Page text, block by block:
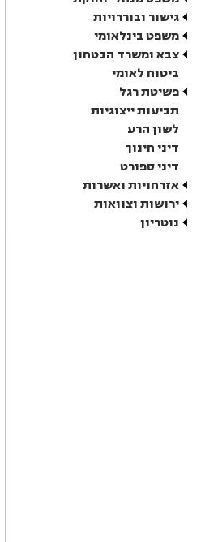
גישור ובוררויות
משפט בינלאומי
צבא ומשרד הבטחון
ביטוח לאומי
פשיטת רגל
תביעות ייצוגיות
לשון הרע
דיני חינוך
דיני ספורט
אזרחויות ואשרות
ירושות וצוואות
נוטריון